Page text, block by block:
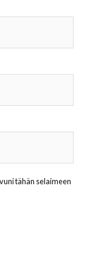
tähän selaimeen